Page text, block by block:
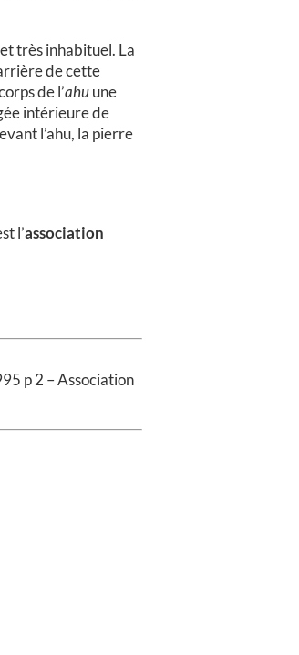
très inhabituel. La
de cette
de l’ahuune
intérieure de
l’ahu, la pierre
l’association
p 2 – Association